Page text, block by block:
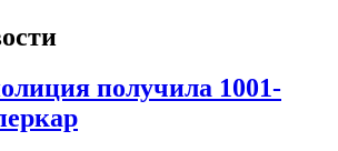
получила 1001-